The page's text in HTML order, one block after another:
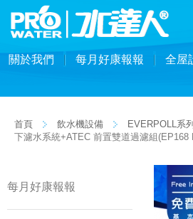
關於我們 每月好康報報 全屋
首頁 飲水機設備 EVERPOLL系列
下濾水系統+ATEC 前置雙道過濾組
每月好康報報